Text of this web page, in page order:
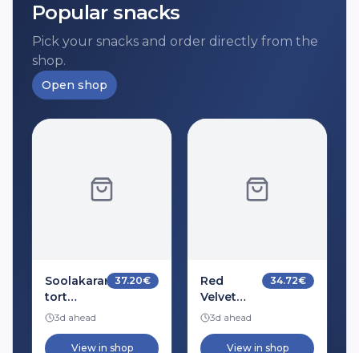
kattelahenduse ja dekoratsioonidega.
Popular snacks
Pick your snacks and order directly from the
shop.
Open shop
Soolakaramelli
tort
pähklitega
37.20€
3d ahead
View in shop
Red
Velvet
kook
34.72€
3d ahead
View in shop